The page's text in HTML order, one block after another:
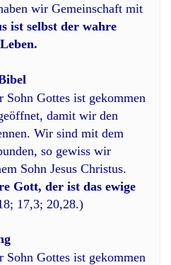
wir Gemeinschaft mit
ist selbst der wahre
Sohn Gottes ist gekommen
damit wir den
Wir sind mit dem
so gewiss wir
Sohn Jesus Christus.
Gott, der ist das ewige
17,3; 20,28.)
Sohn Gottes ist gekommen